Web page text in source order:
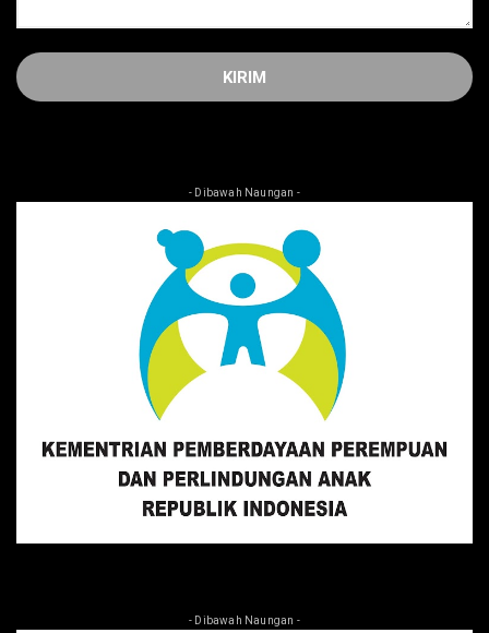
- Dibawah Naungan -
- Dibawah Naungan -